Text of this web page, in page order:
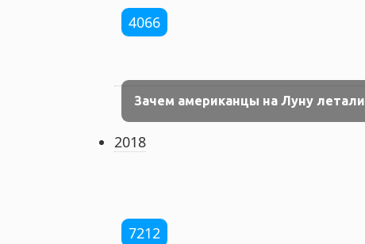
4066
Зачем американцы на Луну летали
2018
7212